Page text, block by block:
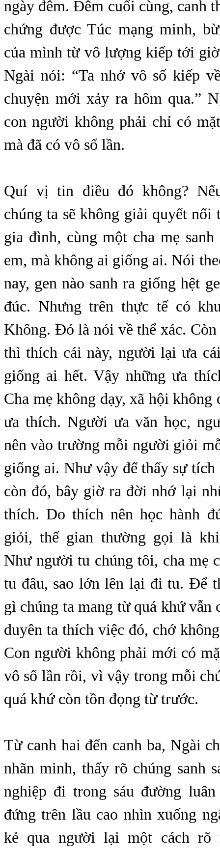
ngày đêm. Đêm cuối cùng, canh
chứng được Túc mạng minh,
của mình từ vô lượng kiếp tới
Ngài nói: “Ta nhớ vô số kiếp
chuyện mới xảy ra hôm qua.”
con người không phải chỉ có
mà đã có vô số lần.
Quí vị tin điều đó không?
chúng ta sẽ không giải quyết nổi
gia đình, cùng một cha mẹ
em, mà không ai giống ai. Nói
nay, gen nào sanh ra giống hệt
đúc. Nhưng trên thực tế có
Không. Đó là nói về thể xác.
thì thích cái này, người lại ưa
giống ai hết. Vậy những ưa
Cha mẹ không dạy, xã hội không
ưa thích. Người ưa văn học,
nên vào trường mỗi người giỏi
giống ai. Như vậy để thấy sự
còn đó, bây giờ ra đời nhớ lại
thích. Do thích nên học hành
giỏi, thế gian thường gọi là
Như người tu chúng tôi, cha mẹ
tu đâu, sao lớn lên lại đi tu. Để
gì chúng ta mang từ quá khứ vẫn
duyên ta thích việc đó, chớ
Con người không phải mới có
vô số lần rồi, vì vậy trong mỗi
quá khứ còn tồn đọng từ trước.
Từ canh hai đến canh ba, Ngài
nhãn minh, thấy rõ chúng sanh
nghiệp đi trong sáu đường
đứng trên lầu cao nhìn xuống
kẻ qua người lại một cách rõ